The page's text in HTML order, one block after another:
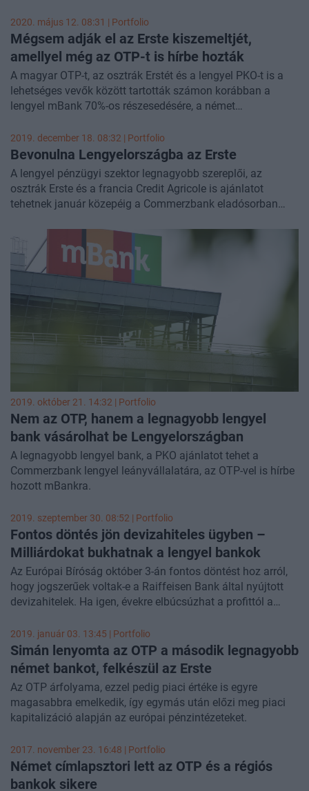
nagyon hasonlóan festenek a magyar bankéhoz.
Megnéztük, hol húzódik a következő fontos technikai szint,
ha folytatódik az esés.
2020. május 12. 08:31 | Portfolio
Mégsem adják el az Erste kiszemeltjét,
amellyel még az OTP-t is hírbe hozták
A magyar OTP-t, az osztrák Erstét és a lengyel PKO-t is a
lehetséges vevők között tartották számon korábban a
lengyel mBank 70%-os részesedésére, a német
feltételek mellett mégsem adja el lengyel leánybankját.
2019. december 18. 08:32 | Portfolio
Bevonulna Lengyelországba az Erste
A lengyel pénzügyi szektor legnagyobb szereplői, az
osztrák Erste és a francia Credit Agricole is ajánlatot
tehetnek január közepéig a Commerzbank eladósorban
2019. október 21. 14:32 | Portfolio
Nem az OTP, hanem a legnagyobb lengyel
bank vásárolhat be Lengyelországban
A legnagyobb lengyel bank, a PKO ajánlatot tehet a
Commerzbank lengyel leányvállalatára, az OTP-vel is hírbe
hozott mBankra.
2019. szeptember 30. 08:52 | Portfolio
Fontos döntés jön devizahiteles ügyben –
Milliárdokat bukhatnak a lengyel bankok
Az Európai Bíróság október 3-án fontos döntést hoz arról,
hogy jogszerűek voltak-e a Raiffeisen Bank által nyújtott
devizahitelek. Ha igen, évekre elbúcsúzhat a profittól a
2019. január 03. 13:45 | Portfolio
Simán lenyomta az OTP a második legnagyobb
német bankot, felkészül az Erste
Az OTP árfolyama, ezzel pedig piaci értéke is egyre
magasabbra emelkedik, így egymás után előzi meg piaci
kapitalizáció alapján az európai pénzintézeteket.
2017. november 23. 16:48 | Portfolio
Német címlapsztori lett az OTP és a régiós
bankok sikere